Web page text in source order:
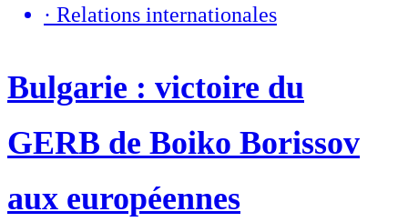
· Relations internationales
Bulgarie : victoire du
GERB de Boiko Borissov
aux européennes